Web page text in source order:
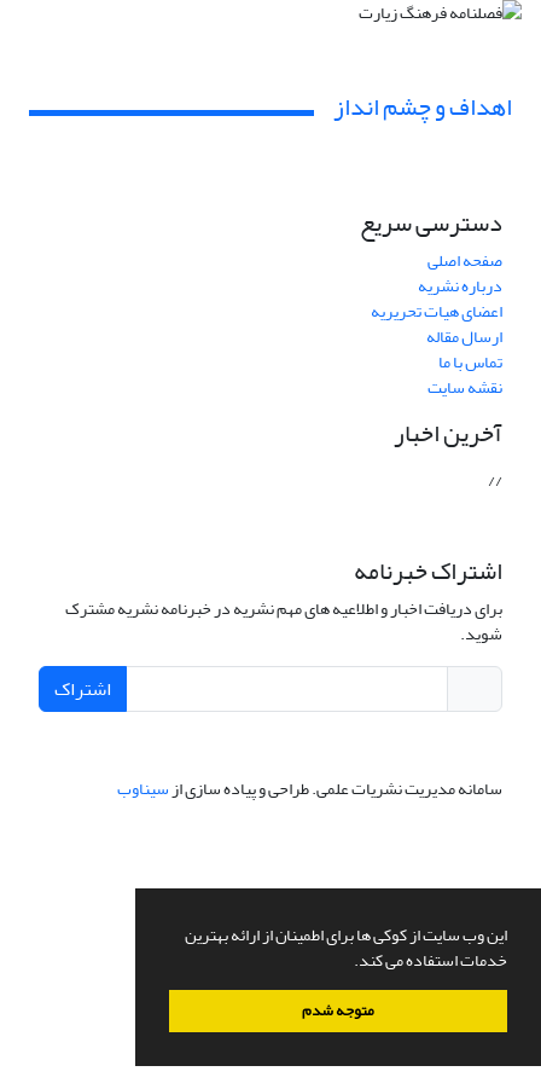
این وب سایت از کوکی ها برای اطمینان از ارائه بهترین
خدمات استفاده می کند.
متوجه شدم
اهداف و چشم انداز
دسترسی سریع
صفحه اصلی
درباره نشریه
اعضای هیات تحریریه
ارسال مقاله
تماس با ما
نقشه سایت
آخرین اخبار
//
اشتراک خبرنامه
برای دریافت اخبار و اطلاعیه های مهم نشریه در خبرنامه نشریه مشترک
شوید.
اشتراک
سامانه مدیریت نشریات علمی.طراحی و پیاده سازی ازسیناوب